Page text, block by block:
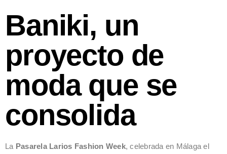
Baniki, un
proyecto de
moda que se
consolida
La Pasarela Larios Fashion Week, celebrada en Málaga el